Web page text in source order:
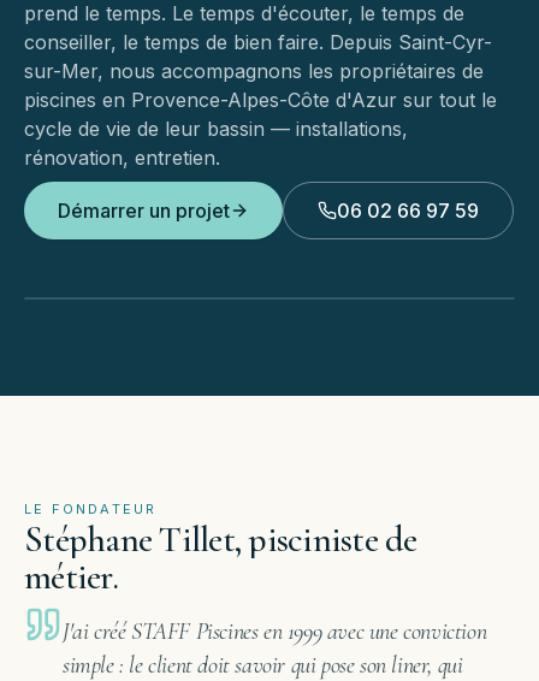
prend le temps. Le temps d'écouter, le temps de
conseiller, le temps de bien faire. Depuis Saint-Cyr-
sur-Mer, nous accompagnons les propriétaires de
piscines en Provence-Alpes-Côte d'Azur sur tout le
cycle de vie de leur bassin — installations,
rénovation, entretien.
Démarrer un projet 06 02 66 97 59
SAINT-CYR-SUR-MER · PACA
Une équipe, un savoir-faire,
LE FONDATEUR
StéphaneTillet,piscinistede
métier.
J'ai créé STAFF Piscines en1999avec une conviction
simple : le client doit savoir qui pose son liner, qui